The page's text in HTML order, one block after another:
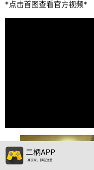
*点击首图查看官方视频*